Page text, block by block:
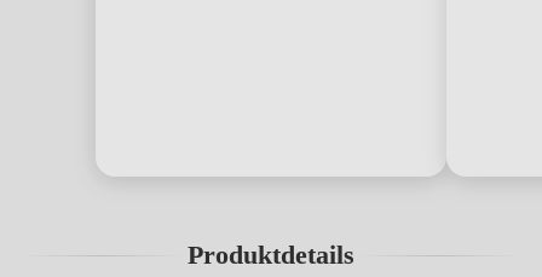
Produktdetails